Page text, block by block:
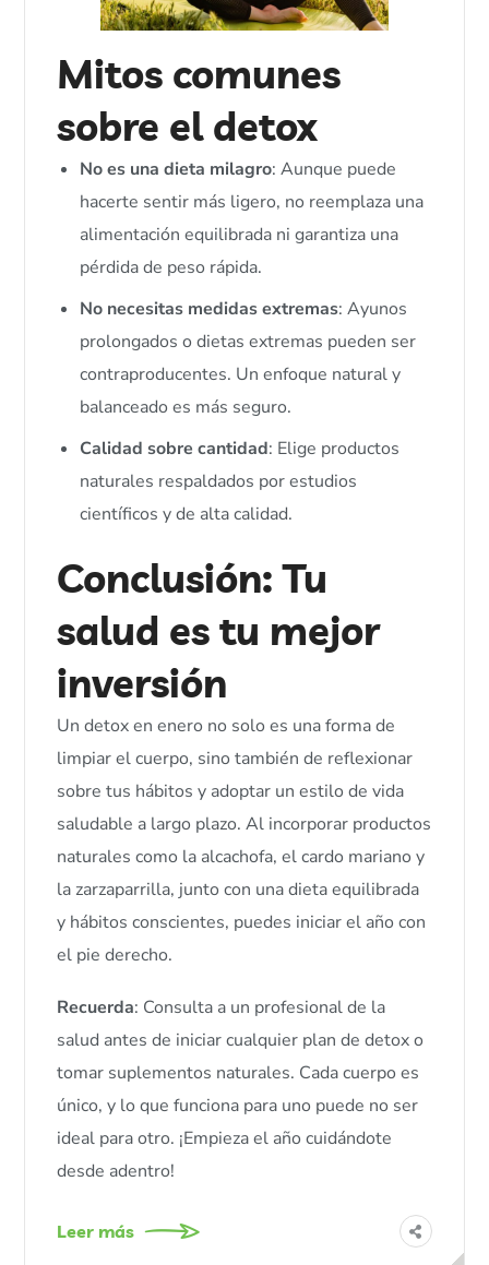
Mitos comunes
sobre el detox
No es una dieta milagro: Aunque puede
hacerte sentir más ligero, no reemplaza una
alimentación equilibrada ni garantiza una
pérdida de peso rápida.
No necesitas medidas extremas: Ayunos
prolongados o dietas extremas pueden ser
contraproducentes. Un enfoque natural y
balanceado es más seguro.
Calidad sobre cantidad: Elige productos
naturales respaldados por estudios
científicos y de alta calidad.
Conclusión: Tu
salud es tu mejor
inversión
Un detox en enero no solo es una forma de
limpiar el cuerpo, sino también de reflexionar
sobre tus hábitos y adoptar un estilo de vida
saludable a largo plazo. Al incorporar productos
naturales como la alcachofa, el cardo mariano y
la zarzaparrilla, junto con una dieta equilibrada
y hábitos conscientes, puedes iniciar el año con
el pie derecho.
Recuerda: Consulta a un profesional de la
salud antes de iniciar cualquier plan de detox o
tomar suplementos naturales. Cada cuerpo es
único, y lo que funciona para uno puede no ser
ideal para otro. ¡Empieza el año cuidándote
desde adentro!
Leer más